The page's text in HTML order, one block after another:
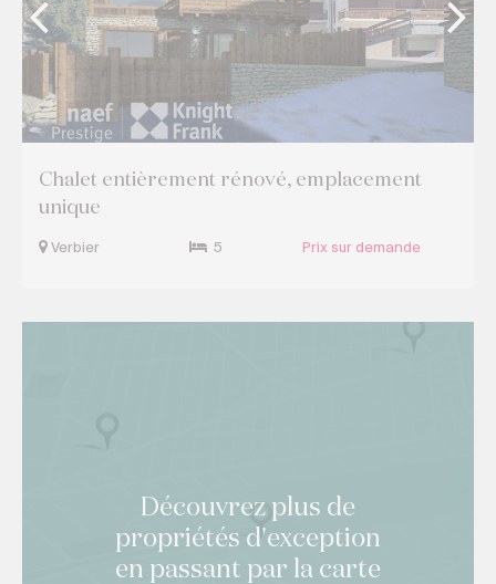
Chalet entièrement rénové, emplacement
unique
Verbier 5 Prix sur demande
Découvrez plus de
propriétés d'exception
en passant par la carte